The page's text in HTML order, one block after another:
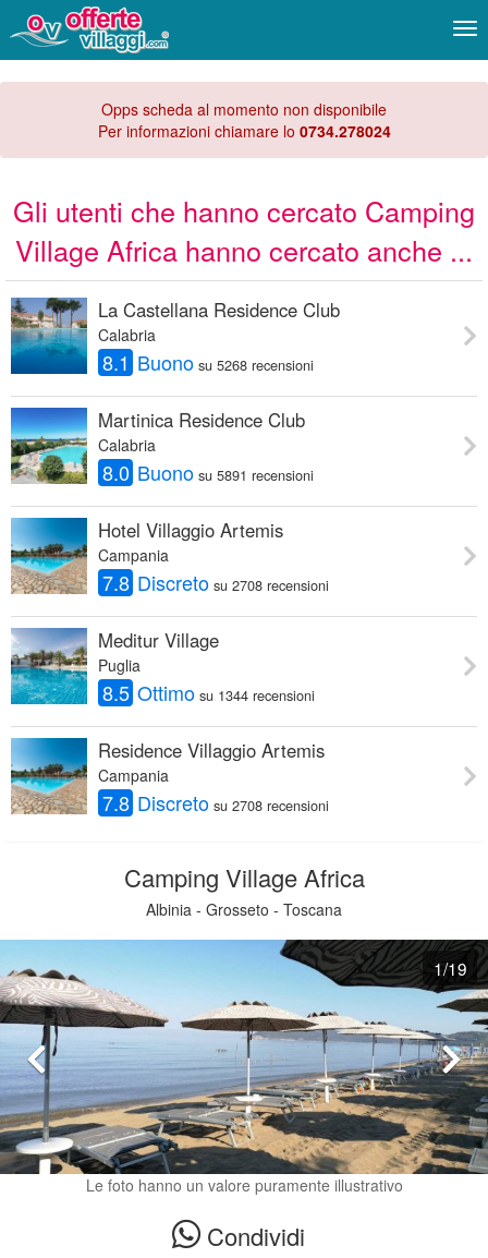
Opps scheda al momento non disponibile
Per informazioni chiamare lo 0734.278024
Gli utenti che hanno cercato Camping
Village Africa hanno cercato anche ...
La Castellana Residence Club
Calabria
8.1 Buono su 5268 recensioni
Martinica Residence Club
Calabria
8.0 Buono su 5891 recensioni
Hotel Villaggio Artemis
Campania
7.8 Discreto su 2708 recensioni
Meditur Village
Puglia
8.5 Ottimo su 1344 recensioni
Residence Villaggio Artemis
Campania
7.8 Discreto su 2708 recensioni
Camping Village Africa
Albinia - Grosseto - Toscana
1/19
Le foto hanno un valore puramente illustrativo
Condividi